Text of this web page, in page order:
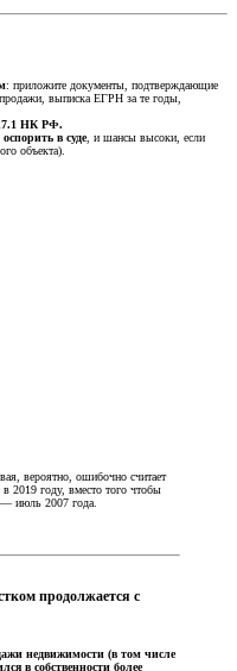
: приложите документы, подтверждающие
выписка ЕГРН за те годы,
НК РФ.
оспорить в суде, и шансы высоки, если
объекта).
вероятно, ошибочно считает
2019 году, вместо того чтобы
— июль 2007 года.
продолжается с
недвижимости (в том числе
в собственности более